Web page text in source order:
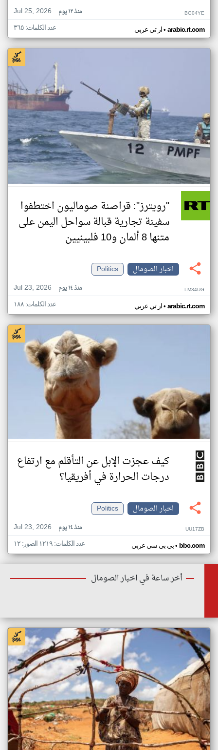
Jul 25, 2026
منذ ١٢ يوم BG04YE
ار تي عربي• arabic.rt.com عدد الكلمات: ٣٦٥
"رويترز": قراصنة صوماليون اختطفوا
سفينة تجارية قبالة سواحل اليمن على
متنها 8 ألمان و10 فلبينيين
اخبار الصومال
Politics
Jul 23, 2026
منذ ١٤ يوم LM34UG
ار تي عربي• arabic.rt.com عدد الكلمات: ١٨٨
كيف عجزت الإبل عن التأقلم مع ارتفاع
درجات الحرارة في أفريقيا؟
اخبار الصومال
Politics
Jul 23, 2026
منذ ١٤ يوم UU17ZB
بي بي سي عربي• bbc.com عدد الكلمات: ١٢١٩ الصور: ١٢
أخر ساعة في اخبار الصومال